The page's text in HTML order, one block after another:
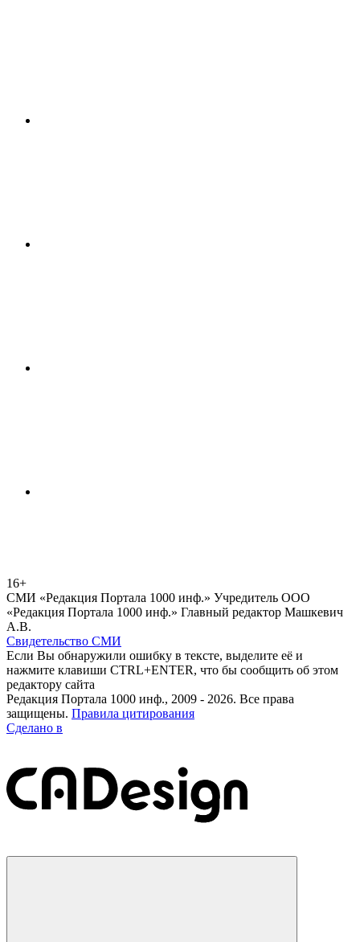
16+
СМИ «Редакция Портала 1000 инф.» Учредитель ООО
«Редакция Портала 1000 инф.» Главный редактор Машкевич
А.В.
Свидетельство СМИ
Если Вы обнаружили ошибку в тексте, выделите её и
нажмите клавиши CTRL+ENTER, что бы сообщить об этом
редактору сайта
Редакция Портала 1000 инф., 2009 - 2026. Все права
защищены. Правила цитирования
Сделано в